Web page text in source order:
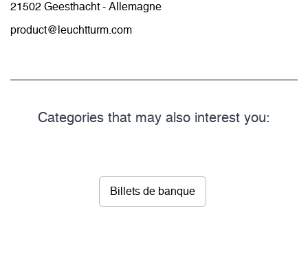
21502 Geesthacht - Allemagne
product@leuchtturm.com
Categories that may also interest you:
Billets de banque